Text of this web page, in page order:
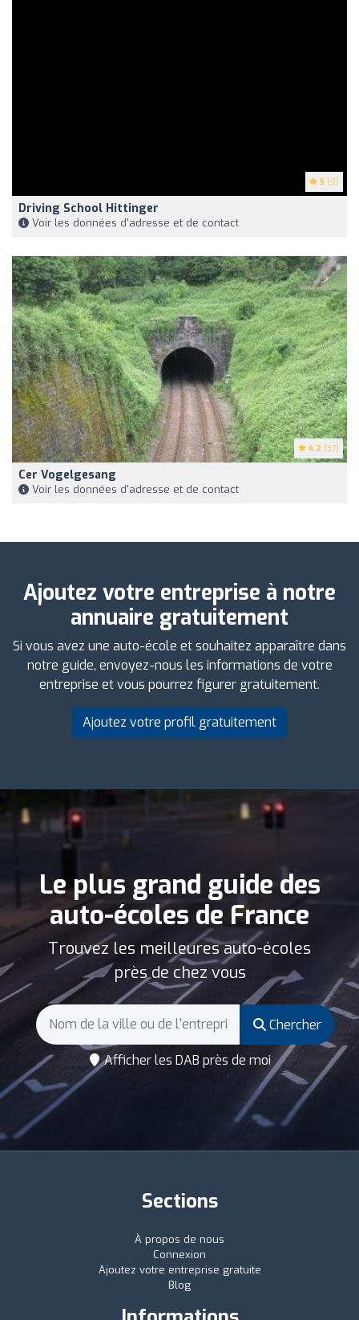
5 (9)
Driving School Hittinger
Voir les données d'adresse et de contact
4.2 (37)
Cer Vogelgesang
Voir les données d'adresse et de contact
Ajoutez votre entreprise à notre
annuaire gratuitement
Si vous avez une auto-école et souhaitez apparaître dans
notre guide, envoyez-nous les informations de votre
entreprise et vous pourrez figurer gratuitement.
Ajoutez votre profil gratuitement
Le plus grand guide des
auto-écoles de France
Trouvez les meilleures auto-écoles
près de chez vous
Chercher
Afficher les DAB près de moi
Sections
À propos de nous
Connexion
Ajoutez votre entreprise gratuite
Blog